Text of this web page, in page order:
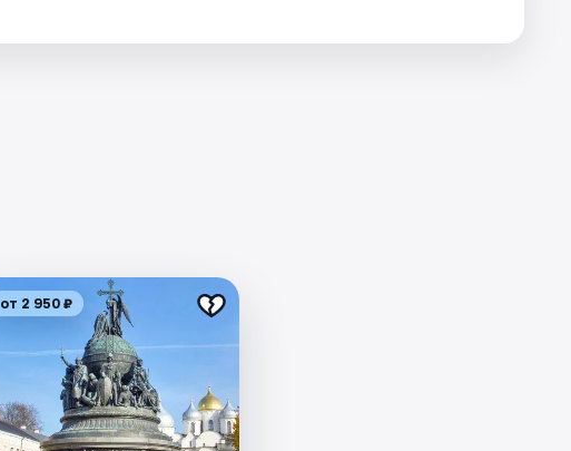
от 2 950 ₽